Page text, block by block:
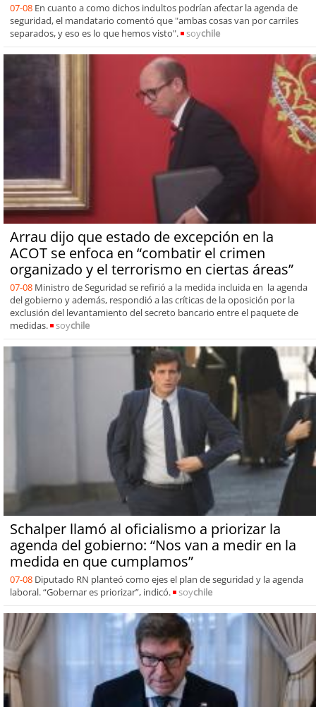
07-08 En cuanto a como dichos indultos podrían afectar la agenda de
seguridad, el mandatario comentó que "ambas cosas van por carriles
separados, y eso es lo que hemos visto".
soychile
Arrau dijo que estado de excepción en la
ACOT se enfoca en “combatir el crimen
organizado y el terrorismo en ciertas áreas”
07-08 Ministro de Seguridad se refirió a la medida incluida en la agenda
del gobierno y además, respondió a las críticas de la oposición por la
exclusión del levantamiento del secreto bancario entre el paquete de
medidas.
soychile
Schalper llamó al oficialismo a priorizar la
agenda del gobierno: “Nos van a medir en la
medida en que cumplamos”
07-08 Diputado RN planteó como ejes el plan de seguridad y la agenda
laboral. “Gobernar es priorizar”, indicó.
soychile